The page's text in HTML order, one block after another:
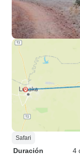
Safari
Duración
4